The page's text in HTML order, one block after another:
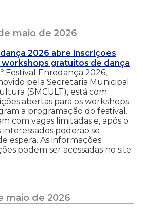
maio de 2026
2026 abre inscrições
workshops gratuitos de dança
Festival Enredança 2026,
pela Secretaria Municipal
(SMCULT), está com
abertas para os workshops
a programação do festival.
com vagas limitadas e, após o
poderão se
espera. As informações
podem ser acessadas no site
maio de 2026